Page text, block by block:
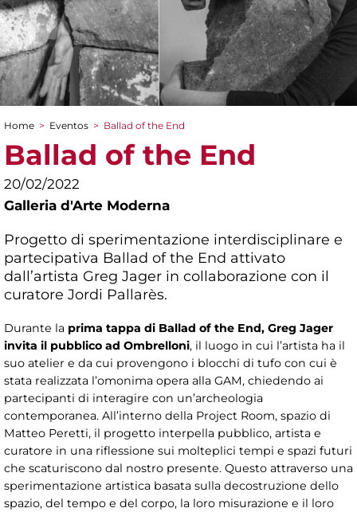
You are here
Home > Eventos > Ballad of the End
Ballad of the End
20/02/2022
Galleria d'Arte Moderna
Progetto di sperimentazione interdisciplinare e
partecipativa Ballad of the End attivato
dall’artista Greg Jager in collaborazione con il
curatore Jordi Pallarès.
Durante la prima tappa di Ballad of the End, Greg Jager
invita il pubblico ad Ombrelloni, il luogo in cui l’artista ha il
suo atelier e da cui provengono i blocchi di tufo con cui è
stata realizzata l’omonima opera alla GAM, chiedendo ai
partecipanti di interagire con un’archeologia
contemporanea. All’interno della Project Room, spazio di
Matteo Peretti, il progetto interpella pubblico, artista e
curatore in una riflessione sui molteplici tempi e spazi futuri
che scaturiscono dal nostro presente. Questo attraverso una
sperimentazione artistica basata sulla decostruzione dello
spazio, del tempo e del corpo, la loro misurazione e il loro